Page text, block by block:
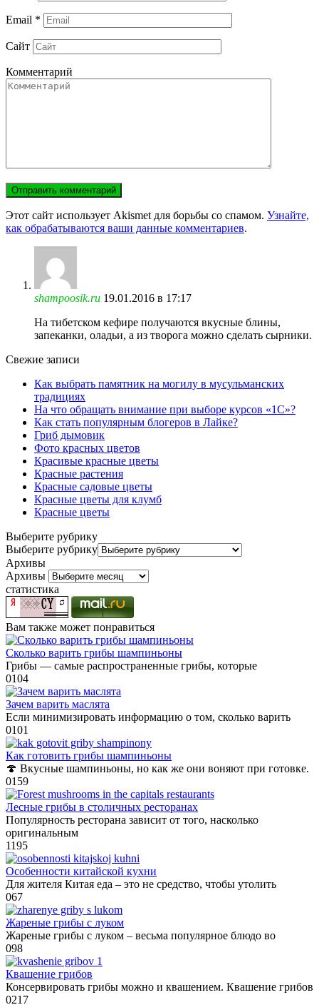
Email *
Сайт
Комментарий
Этот сайт использует Akismet для борьбы со спамом. Узнайте,
как обрабатываются ваши данные комментариев.
shampoosik.ru 19.01.2016 в 17:17
На тибетском кефире получаются вкусные блины,
запеканки, оладьи, а из творога можно сделать сырники.
Свежие записи
Как выбрать памятник на могилу в мусульманских
традициях
На что обращать внимание при выборе курсов «1С»?
Как стать популярным блогеров в Лайке?
Гриб дымовик
Фото красных цветов
Красивые красные цветы
Красные растения
Красные садовые цветы
Красные цветы для клумб
Красные цветы
Выберите рубрику
Выберите рубрику
Архивы
Архивы
статистика
Вам также может понравиться
Сколько варить грибы шампиньоны
Грибы — самые распространенные грибы, которые
0104
Зачем варить маслята
Если минимизировать информацию о том, сколько варить
0101
Как готовить грибы шампиньоны
🍄 Вкусные шампиньоны, но как же они воняют при готовке.
0159
Лесные грибы в столичных ресторанах
Популярность ресторана зависит от того, насколько
оригинальным
1195
Особенности китайской кухни
Для жителя Китая еда – это не средство, чтобы утолить
067
Жареные грибы с луком
Жареные грибы с луком – весьма популярное блюдо во
098
Квашение грибов
Консервировать грибы можно и квашением. Квашение грибов
0217